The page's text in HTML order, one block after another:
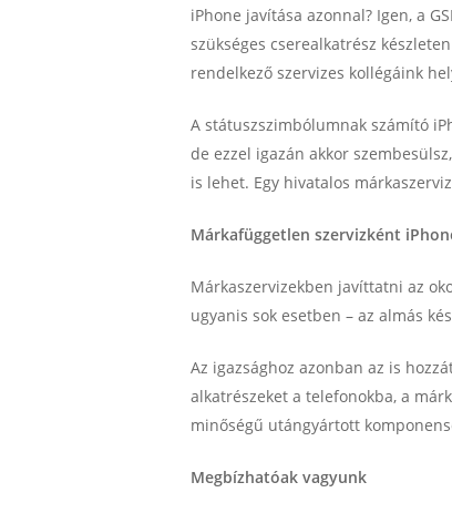
iPhone javítása azonnal? Igen, a
szükséges cserealkatrész
rendelkező szervizes kollégáink
A státuszszimbólumnak számító
de ezzel igazán akkor
is lehet. Egy hivatalos
Márkafüggetlen szervizként
Márkaszervizekben javíttatni az
ugyanis sok esetben – az almás
Az igazsághoz azonban az is
alkatrészeket a telefonokba, a
minőségű utángyártott
Megbízhatóak vagyunk